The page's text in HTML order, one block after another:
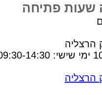
שעות פתיחה
הרצליה
הרצליה